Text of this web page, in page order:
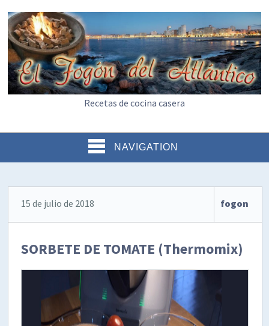
Recetas de cocina casera
NAVIGATION
15 de julio de 2018 fogon
SORBETE DE TOMATE (Thermomix)